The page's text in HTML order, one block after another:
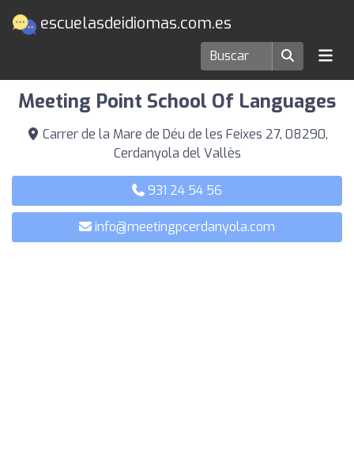
escuelasdeidiomas.com.es
Escuelas de idiomas en Cerdanyola del Vallès
Meeting Point School Of Languages
Carrer de la Mare de Déu de les Feixes 27, 08290,
Cerdanyola del Vallès
931 24 54 56
info@meetingpcerdanyola.com